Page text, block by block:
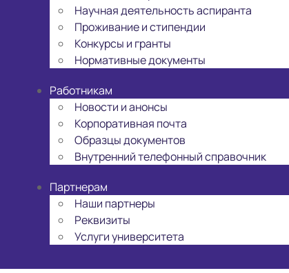
Научная деятельность аспиранта
Проживание и стипендии
Конкурсы и гранты
Нормативные документы
Работникам
Новости и анонсы
Корпоративная почта
Образцы документов
Внутренний телефонный справочник
Партнерам
Наши партнеры
Реквизиты
Услуги университета